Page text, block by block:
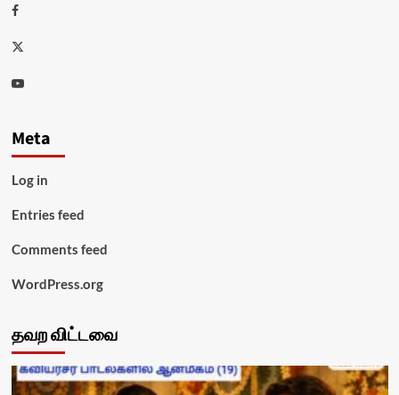
Facebook
Twitter
Youtube
Meta
Log in
Entries feed
Comments feed
WordPress.org
தவற விட்டவை